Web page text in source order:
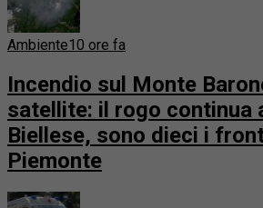
Ambiente10 ore fa
Incendio sul Monte
satellite: il rogo continua
Biellese, sono dieci i
Piemonte